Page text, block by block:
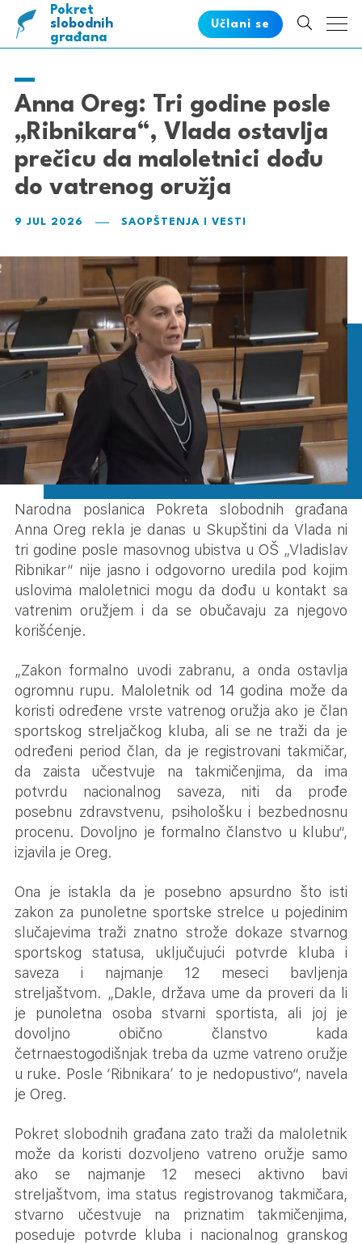
Pokret
pametnih
slobodnih
građana
Učlani se
Anna Oreg: Tri godine posle
„Ribnikara“, Vlada ostavlja
prečicu da maloletnici dođu
do vatrenog oružja
9 JUL 2026 SAOPŠTENJA I VESTI
Narodna poslanica Pokreta slobodnih građana
Anna Oreg rekla je danas u Skupštini da Vlada ni
tri godine posle masovnog ubistva u OŠ „Vladislav
Ribnikar“ nije jasno i odgovorno uredila pod kojim
uslovima maloletnici mogu da dođu u kontakt sa
vatrenim oružjem i da se obučavaju za njegovo
korišćenje.
„Zakon formalno uvodi zabranu, a onda ostavlja
ogromnu rupu. Maloletnik od 14 godina može da
koristi određene vrste vatrenog oružja ako je član
sportskog streljačkog kluba, ali se ne traži da je
određeni period član, da je registrovani takmičar,
da zaista učestvuje na takmičenjima, da ima
potvrdu nacionalnog saveza, niti da prođe
posebnu zdravstvenu, psihološku i bezbednosnu
procenu. Dovoljno je formalno članstvo u klubu“,
izjavila je Oreg.
Ona je istakla da je posebno apsurdno što isti
zakon za punoletne sportske strelce u pojedinim
slučajevima traži znatno strože dokaze stvarnog
sportskog statusa, uključujući potvrde kluba i
saveza i najmanje 12 meseci bavljenja
streljaštvom. „Dakle, država ume da proveri da li
je punoletna osoba stvarni sportista, ali joj je
dovoljno obično članstvo kada
četrnaestogodišnjak treba da uzme vatreno oružje
u ruke. Posle ‘Ribnikara’ to je nedopustivo“, navela
je Oreg.
Pokret slobodnih građana zato traži da maloletnik
može da koristi dozvoljeno vatreno oružje samo
ako se najmanje 12 meseci aktivno bavi
streljaštvom, ima status registrovanog takmičara,
stvarno učestvuje na priznatim takmičenjima,
poseduje potvrde kluba i nacionalnog granskog